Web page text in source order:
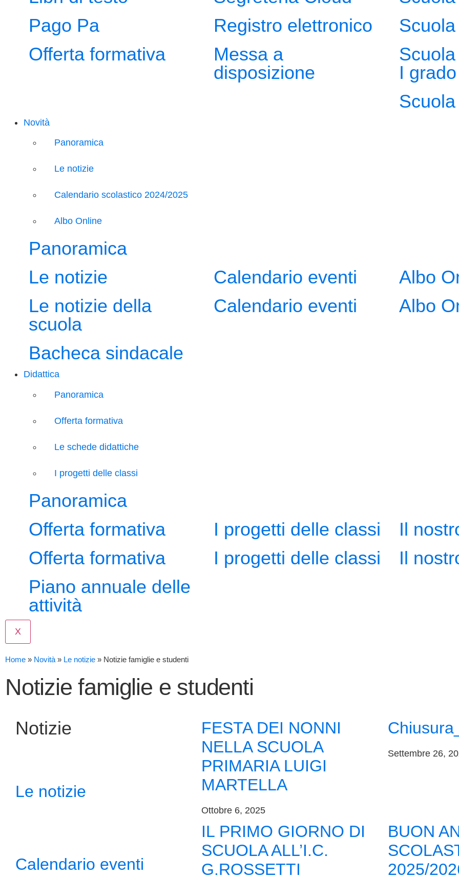
Pago Pa
Offerta formativa
Registro elettronico
Messa a
disposizione
I grado
Novità
Panoramica
Le notizie
Calendario scolastico 2024/2025
Albo Online
Panoramica
Le notizie
Le notizie della
scuola
Bacheca sindacale
Calendario eventi
Calendario eventi
Albo
Albo
Didattica
Panoramica
Offerta formativa
Le schede didattiche
I progetti delle classi
Panoramica
Offerta formativa
Offerta formativa
Piano annuale delle
attività
I progetti delle classi
I progetti delle classi
Il
Il
X
Home » Novità » Le notizie » Notizie famiglie e studenti
Notizie famiglie e studenti
Notizie
Le notizie
Calendario eventi
FESTA DEI NONNI
NELLA SCUOLA
PRIMARIA LUIGI
MARTELLA
Ottobre 6, 2025
Settembre 26,
IL PRIMO GIORNO DI
SCUOLA ALL’I.C.
G.ROSSETTI
BUON
2025/